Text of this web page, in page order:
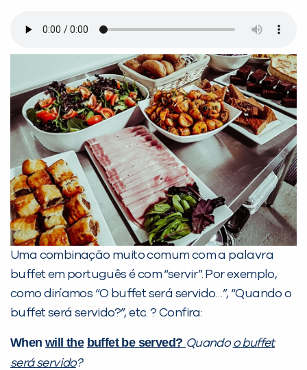
Uma combinação muito comum com a palavra
buffet em português é com “servir”. Por exemplo,
como diríamos “O buffet será servido…”, “Quando o
buffet será servido?”, etc. ? Confira:
When will the buffet be served? Quandoo buffet
será servido?